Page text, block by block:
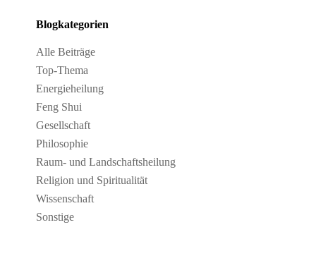
Blogkategorien
Alle Beiträge
Top-Thema
Energieheilung
Feng Shui
Gesellschaft
Philosophie
Raum- und Landschaftsheilung
Religion und Spiritualität
Wissenschaft
Sonstige